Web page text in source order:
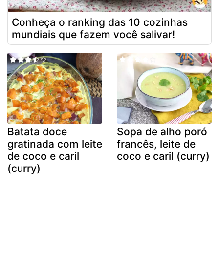
Conheça o ranking das 10 cozinhas
mundiais que fazem você salivar!
Batata doce
gratinada com leite
de coco e caril
(curry)
Sopa de alho poró
francês, leite de
coco e caril (curry)